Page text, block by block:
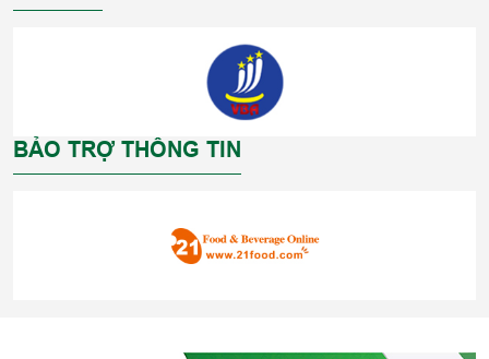
BẢO TRỢ THÔNG TIN